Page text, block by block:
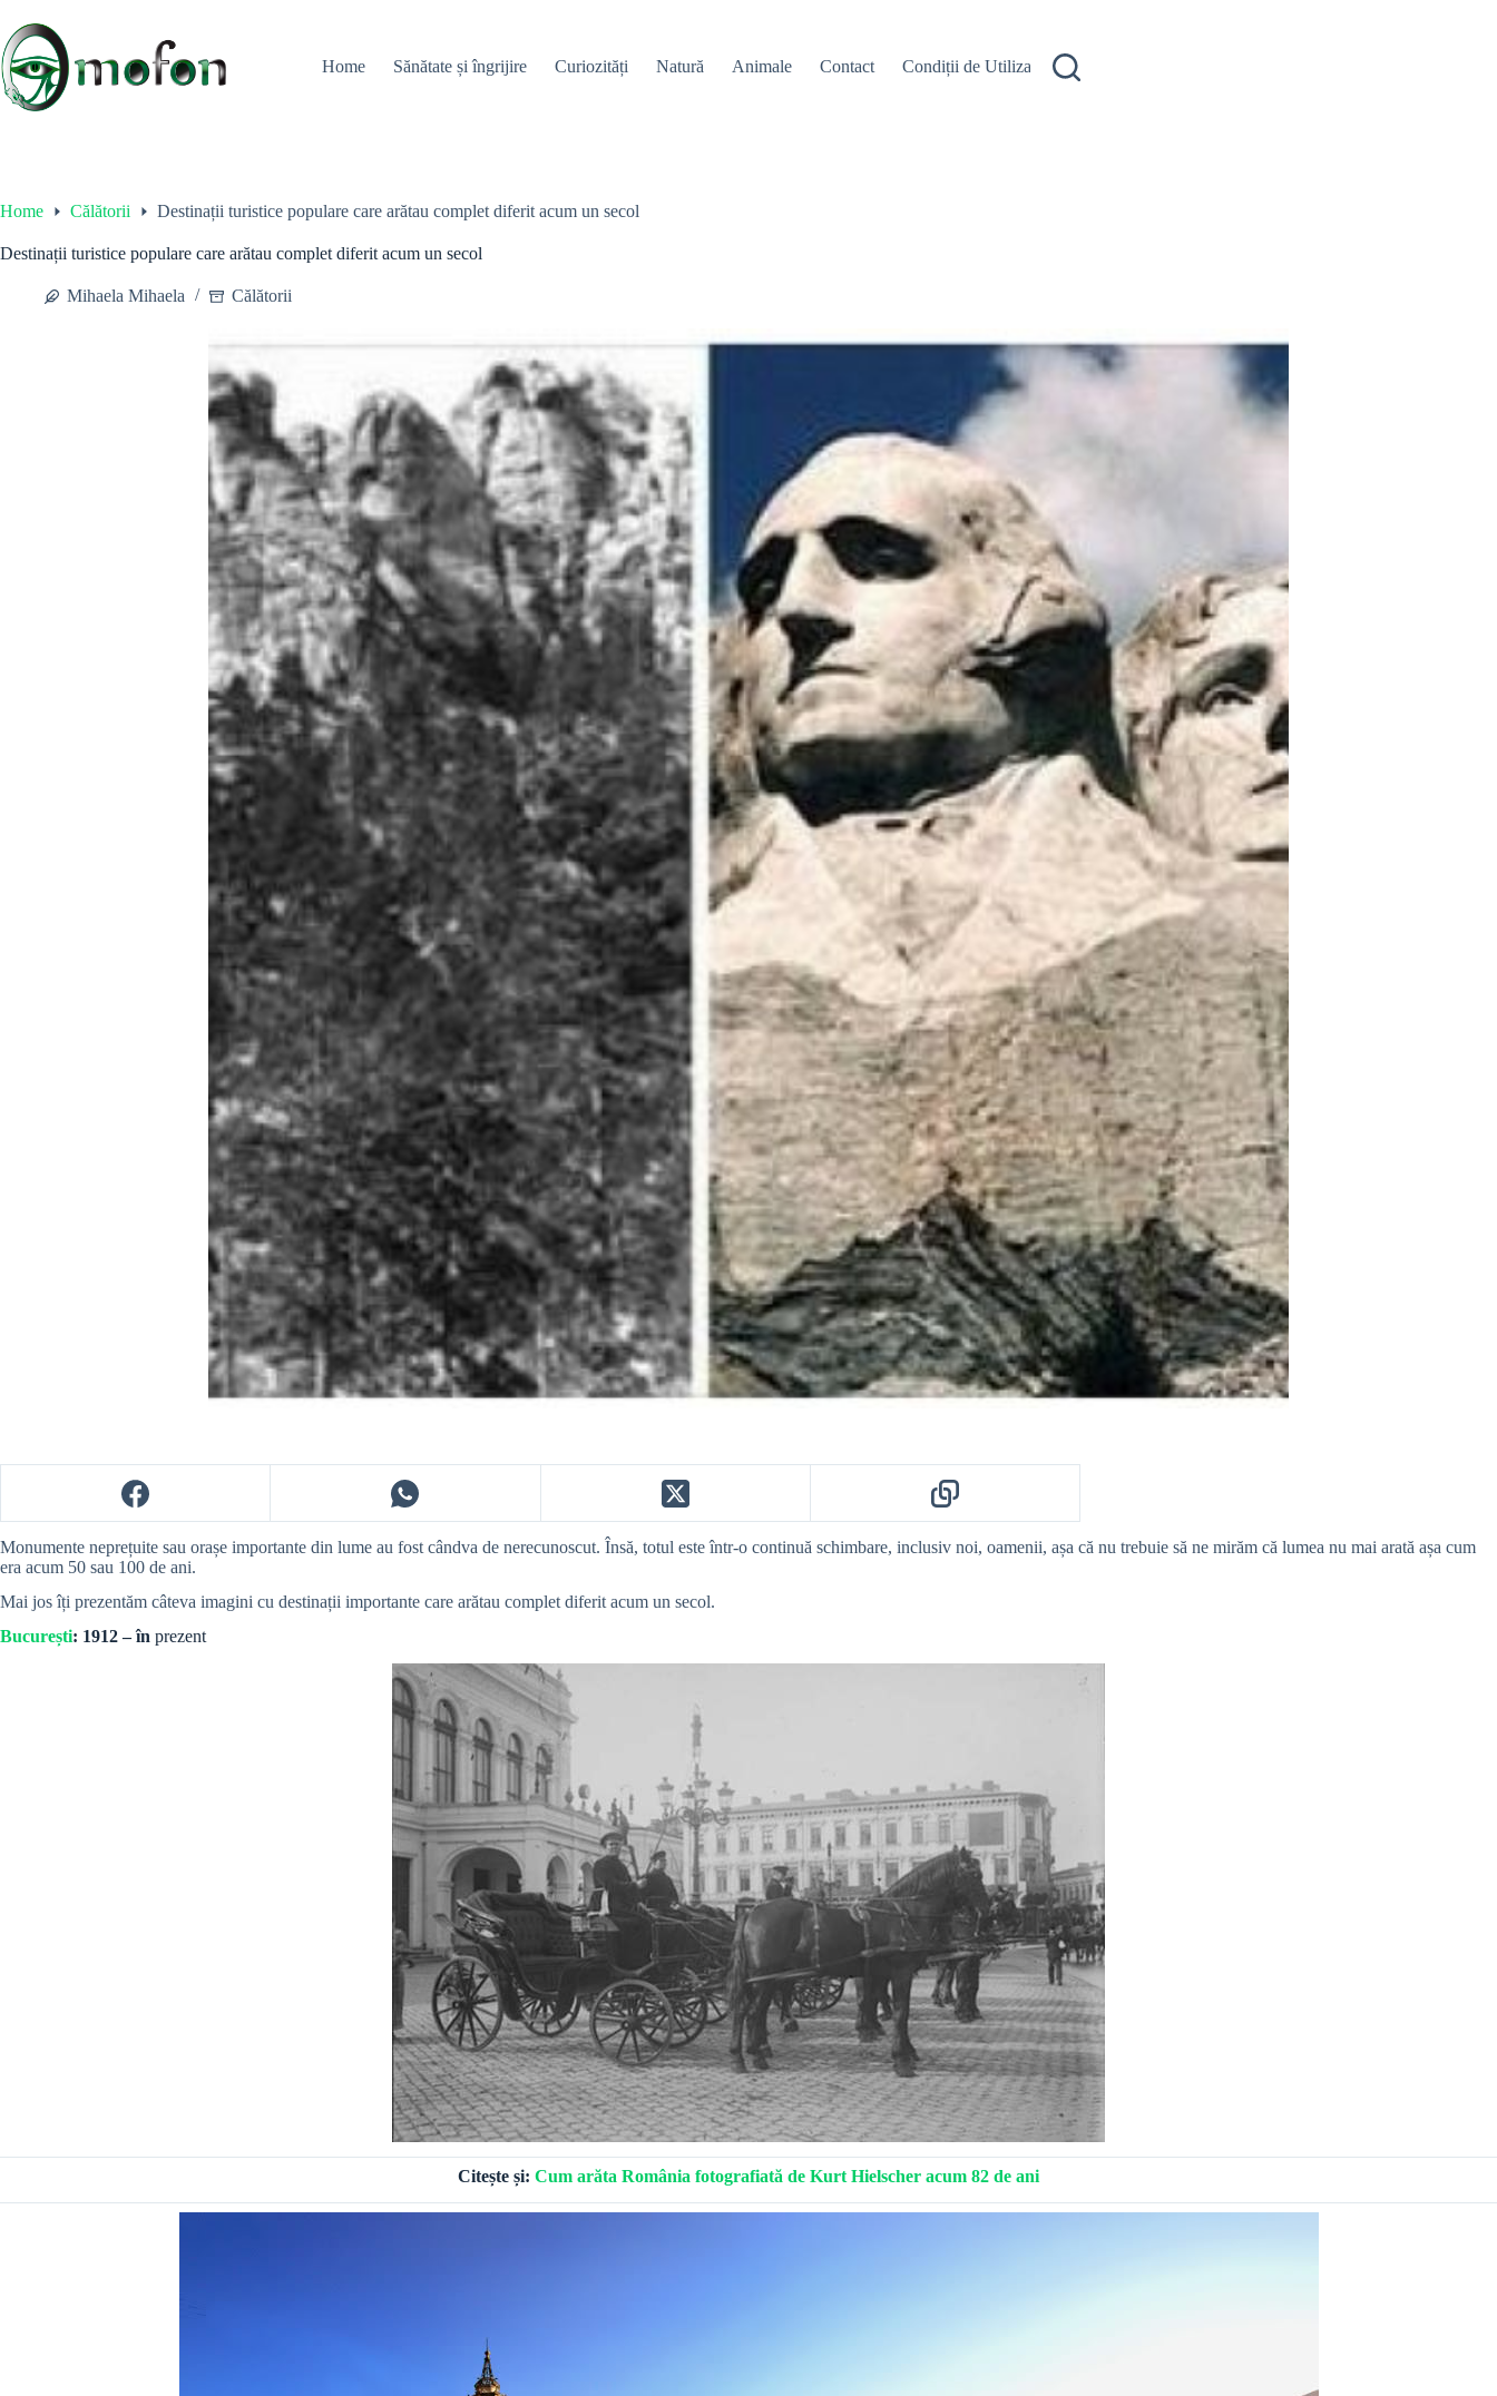
content
Home
Sănătate și îngrijire Curiozități Natură Animale Contact Condiții de Utilizare
Home Călătorii Destinații turistice populare care arătau complet diferit acum un secol
Destinații turistice populare care arătau complet diferit acum un secol
Mihaela Mihaela Călătorii
Monumente neprețuite sau orașe importante din lume au fost cândva de nerecunoscut. Însă, totul este într-o continuă schimbare, inclusiv noi, oamenii, așa că nu trebuie să ne mirăm că lumea nu mai arată așa cum
era acum 50 sau 100 de ani.
Mai jos îți prezentăm câteva imagini cu destinații importante care arătau complet diferit acum un secol.
București: 1912 – în prezent
Citește și: Cum arăta România fotografiată de Kurt Hielscher acum 82 de ani